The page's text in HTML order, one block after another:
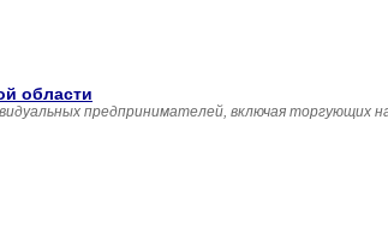
области
предпринимателей, включая торгующих